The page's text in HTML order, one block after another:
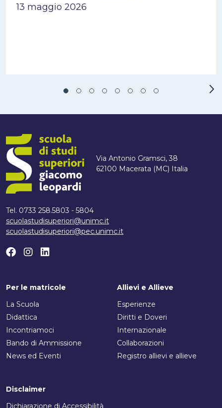
13 maggio 2026
Via Antonio Gramsci, 38
62100 Macerata (MC) Italia
Tel. 0733 258.5803 - 5804
scuolastudisuperiori@unimc.it
scuolastudisuperiori@pec.unimc.it
Per le matricole
La Scuola
Didattica
Incontriamoci
Bando di Ammissione
News ed Eventi
Allievi e Allieve
Esperienze
Diritti e Doveri
Internazionale
Collaborazioni
Registro allievi e allieve
Disclaimer
Dichiarazione di Accessibilità